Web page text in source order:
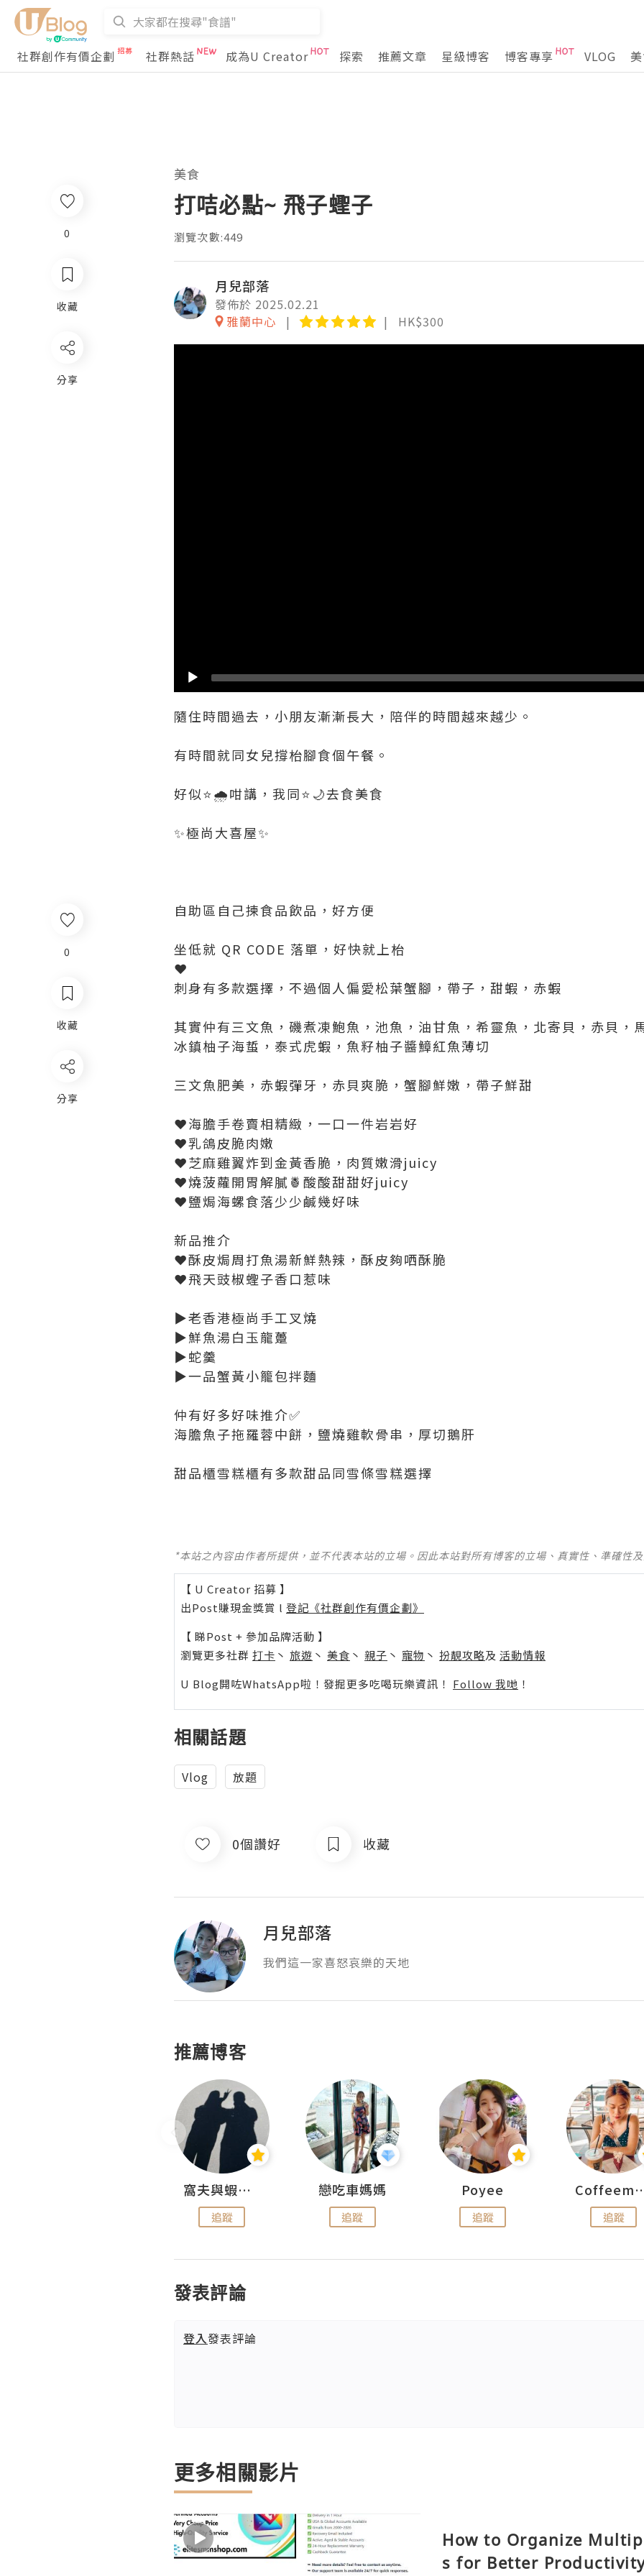
社群創作有價企劃
社群熱話 成為U Creator 探索 推薦文章 星級博客 博客專享 VLOG
0
收藏
分享
美食
打咭必點~ 飛子蟶子
瀏覽次數:449
月兒部落
發佈於 2025.02.21
雅蘭中心
HK$300
隨住時間過去，小朋友漸漸長大，陪伴的時間越來越少。
有時間就同女兒撐枱腳食個午餐。
好似⭐️🌧️咁講，我同⭐️🌙去食美食
✨極尚大喜屋✨
自助區自己揀食品飲品，好方便
坐低就 QR CODE 落單，好快就上枱
❤️
刺身有多款選擇，不過個人偏愛松葉蟹腳，帶子，甜蝦，赤蝦
其實仲有三文魚，磯煮凍鮑魚，池魚，油甘魚，希靈魚，北寄貝，赤貝，
冰鎮柚子海蜇，泰式虎蝦，魚籽柚子醬鱆紅魚薄切
三文魚肥美，赤蝦彈牙，赤貝爽脆，蟹腳鮮嫩，帶子鮮甜
❤️海膽手卷賣相精緻，一口一件岩岩好
❤️乳鴿皮脆肉嫩
❤️芝麻雞翼炸到金黃香脆，肉質嫩滑juicy
❤️燒菠蘿開胃解膩🍍酸酸甜甜好juicy
❤️鹽焗海螺食落少少鹹幾好味
新品推介
❤️酥皮焗周打魚湯新鮮熱辣，酥皮夠哂酥脆
❤️飛天豉椒蟶子香口惹味
▶️老香港極尚手工叉燒
▶️鮮魚湯白玉龍躉
▶️蛇羹
▶️一品蟹黃小籠包拌麵
仲有好多好味推介✅
海膽魚子拖羅蓉中餅，鹽燒雞軟骨串，厚切鵝肝
甜品櫃雪糕櫃有多款甜品同雪條雪糕選擇
*本站之內容由作者所提供，並不代表本站的立場。因此本站對所有博客的立場、真實性、準確性
【 U Creator 招募 】
出Post賺現金獎賞 l 登記《社群創作有價企劃》
【 睇Post + 參加品牌活動 】
瀏覽更多社群 打卡 丶 旅遊 丶 美食 丶 親子 丶 寵物 丶 扮靚攻略及 活動情報
U Blog開咗WhatsApp啦！發掘更多吃喝玩樂資訊！ Follow 我哋 ！
相關話題
Vlog 放題
0個讚好 收藏
月兒部落
我們這一家喜怒哀樂的天地
推薦博客
窩夫與蝦子餅
追蹤
戀吃車媽媽
追蹤
Poyee
追蹤 追蹤
發表評論
登入發表評論
更多相關影片
How to Organize
s for Better
0
收藏
分享